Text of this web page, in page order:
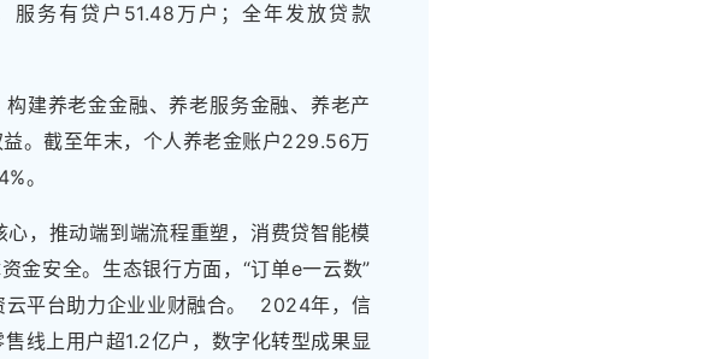
服务有贷户51.48万户；全年发放贷款
建养老金金融、养老服务金融、养老产
。截至年末，个人养老金账户229.56万
。
，推动端到端流程重塑，消费贷智能模
金安全。生态银行方面，“订单e一云数”
云平台助力企业业财融合。 2024年，信
线上用户超1.2亿户，数字化转型成果显